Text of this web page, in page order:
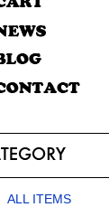
ALL ITEMS